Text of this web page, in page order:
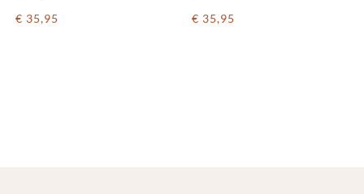
€ 35,95 € 35,95